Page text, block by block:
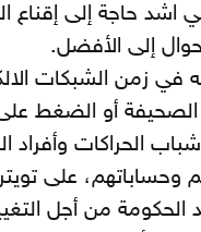
اشد حاجة إلى إقناع
إلى الأفضل.
في زمن الشبكات
أو الضغط
الحراكات وأفراد
وحساباتهم، على
الحكومة من أجل